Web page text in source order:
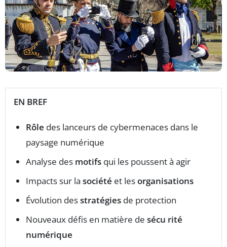
EN BREF
Rôle des lanceurs de cybermenaces dans le
paysage numérique
Analyse des motifs qui les poussent à agir
Impacts sur la société et lesorganisations
Évolution desstratégies de protection
Nouveaux défis en matière de sécu rité
numérique